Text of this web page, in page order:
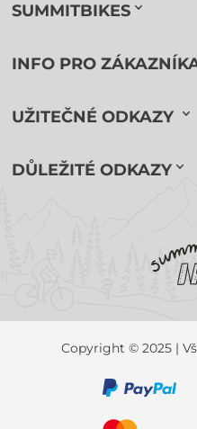
SUMMITBIKES
INFO PRO
UŽITEČNÉ ODKAZY
DŮLEŽITÉ ODKAZY
Copyright © 2025 |